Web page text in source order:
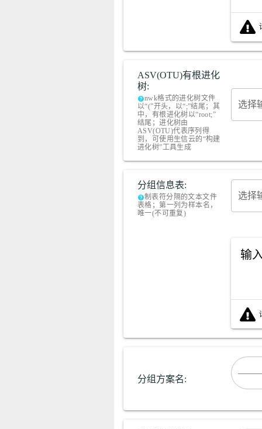
ASV(OTU)有根进化
树:
helpnwk格式的进化树文件
以“(”开头，以“;”结尾；其
中，有根进化树以“root;”
结尾；进化树由
ASV(OTU)代表序列得
到，可使用生信云的“构建
进化树”工具生成
选择
分组信息表:
help制表符分隔的文本文件
表格；第一列为样本名，
唯一(不可重复)
选择
输
分组方案名: